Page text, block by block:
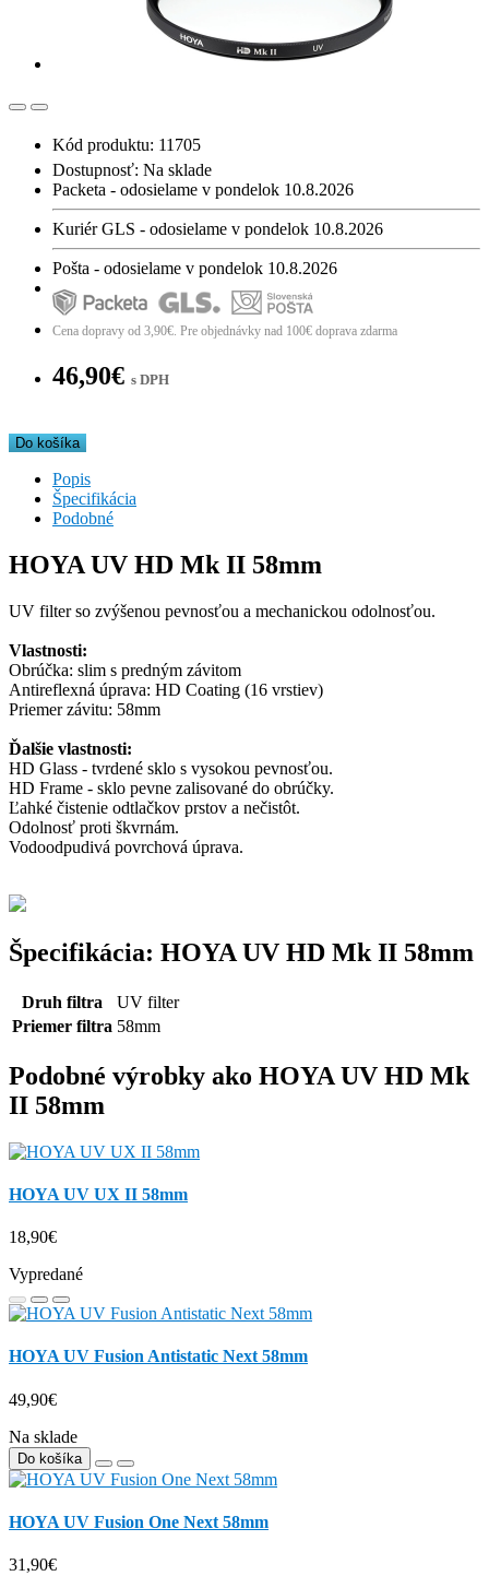
Kód produktu: 11705
Dostupnosť: Na sklade
Packeta - odosielame v pondelok 10.8.2026
Kuriér GLS - odosielame v pondelok 10.8.2026
Pošta - odosielame v pondelok 10.8.2026
Cena dopravy od 3,90€. Pre objednávky nad 100€ doprava zdarma
46,90€ s DPH
Do košíka
Popis
Špecifikácia
Podobné
HOYA UV HD Mk II 58mm
UV filter so zvýšenou pevnosťou a mechanickou odolnosťou.
Vlastnosti:
Obrúčka: slim s predným závitom
Antireflexná úprava: HD Coating (16 vrstiev)
Priemer závitu: 58mm
Ďalšie vlastnosti:
HD Glass - tvrdené sklo s vysokou pevnosťou.
HD Frame - sklo pevne zalisované do obrúčky.
Ľahké čistenie odtlačkov prstov a nečistôt.
Odolnosť proti škvrnám.
Vodoodpudivá povrchová úprava.
Špecifikácia: HOYA UV HD Mk II 58mm
Druh filtra
UV filter
Priemer filtra 58mm
Podobné výrobky ako HOYA UV HD Mk
II 58mm
HOYA UV UX II 58mm
18,90€
Vypredané
HOYA UV Fusion Antistatic Next 58mm
49,90€
Na sklade
Do košíka
HOYA UV Fusion One Next 58mm
31,90€